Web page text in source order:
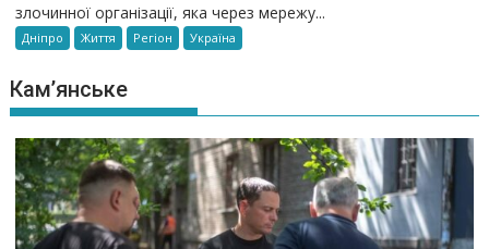
злочинної організації, яка через мережу...
Дніпро Життя Регіон Україна
Кам’янське